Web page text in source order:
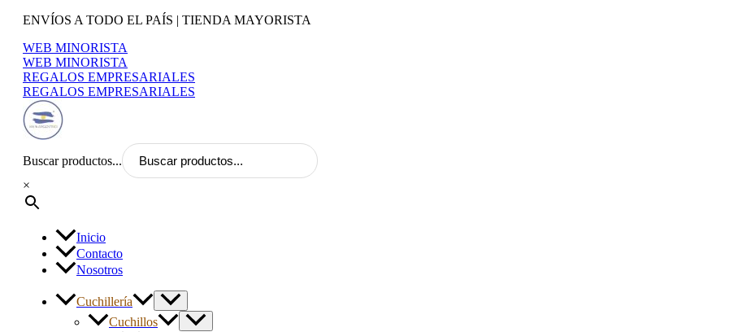
contenido
ENVÍOS A TODO EL PAÍS | TIENDA MAYORISTA
WEB MINORISTA
WEB MINORISTA
REGALOS EMPRESARIALES
REGALOS EMPRESARIALES
Buscar productos...
×
Inicio
Contacto
Nosotros
Cuchillería
Cuchillos